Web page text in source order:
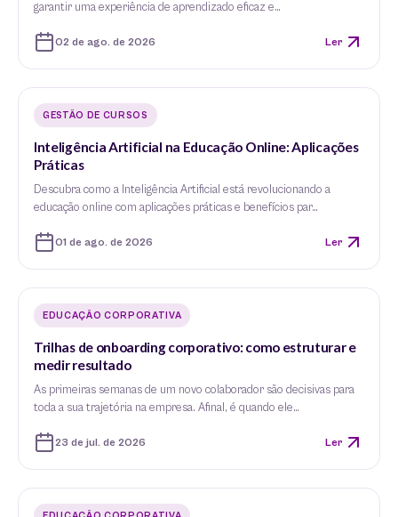
garantir uma experiência de aprendizado eficaz e…
02 de ago. de 2026 Ler
GESTÃO DE CURSOS
Inteligência Artificial na Educação Online: Aplicações
Práticas
Descubra como a Inteligência Artificial está revolucionando a
educação online com aplicações práticas e benefícios par…
01 de ago. de 2026 Ler
EDUCAÇÃO CORPORATIVA
Trilhas de onboarding corporativo: como estruturar e
medir resultado
As primeiras semanas de um novo colaborador são decisivas para
toda a sua trajetória na empresa. Afinal, é quando ele…
23 de jul. de 2026 Ler